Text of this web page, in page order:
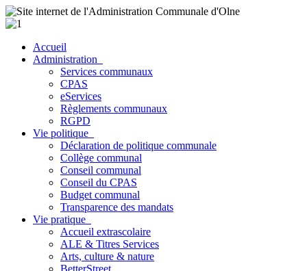
Accueil
Administration
Services communaux
CPAS
eServices
Règlements communaux
RGPD
Vie politique
Déclaration de politique communale
Collège communal
Conseil communal
Conseil du CPAS
Budget communal
Transparence des mandats
Vie pratique
Accueil extrascolaire
ALE & Titres Services
Arts, culture & nature
BetterStreet